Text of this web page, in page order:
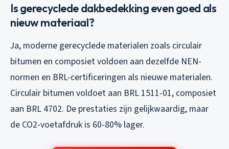
Is gerecyclede dakbedekking even goed als
nieuw materiaal?
Ja, moderne gerecyclede materialen zoals circulair
bitumen en composiet voldoen aan dezelfde NEN-
normen en BRL-certificeringen als nieuwe materialen.
Circulair bitumen voldoet aan BRL 1511-01, composiet
aan BRL 4702. De prestaties zijn gelijkwaardig, maar
de CO2-voetafdruk is 60-80% lager.